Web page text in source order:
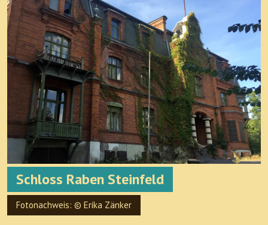
Schloss Raben Steinfeld
Fotonachweis: © Erika Zänker